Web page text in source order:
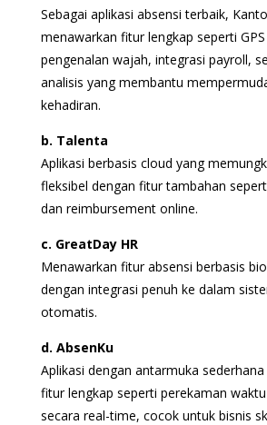
Sebagai aplikasi absensi terbaik,
menawarkan fitur lengkap seperti
pengenalan wajah, integrasi payroll,
analisis yang membantu
kehadiran.
b. Talenta
Aplikasi berbasis cloud yang
fleksibel dengan fitur tambahan
dan reimbursement online.
c. GreatDay HR
Menawarkan fitur absensi berbasis
dengan integrasi penuh ke dalam
otomatis.
d. AbsenKu
Aplikasi dengan antarmuka
fitur lengkap seperti perekaman
secara real-time, cocok untuk bisnis